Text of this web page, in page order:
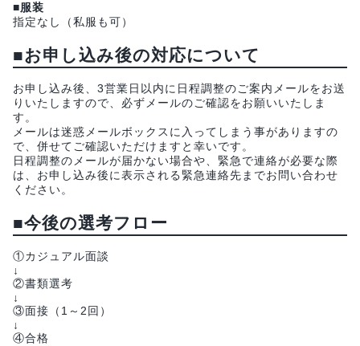
■服装
指定なし（私服も可）
■お申し込み後の対応について
お申し込み後、3営業日以内に日程調整のご案内メールをお送
りいたしますので、必ずメールのご確認をお願いいたしま
す。
メールは迷惑メールボックスに入ってしまう事がありますの
で、併せてご確認いただけますと幸いです。
日程調整のメールが届かない場合や、緊急で連絡が必要な際
は、お申し込み後に表示される緊急連絡先までお問い合わせ
ください。
■今後の選考フロー
①カジュアル面談
↓
②書類選考
↓
③面接（1～2回）
↓
④合格